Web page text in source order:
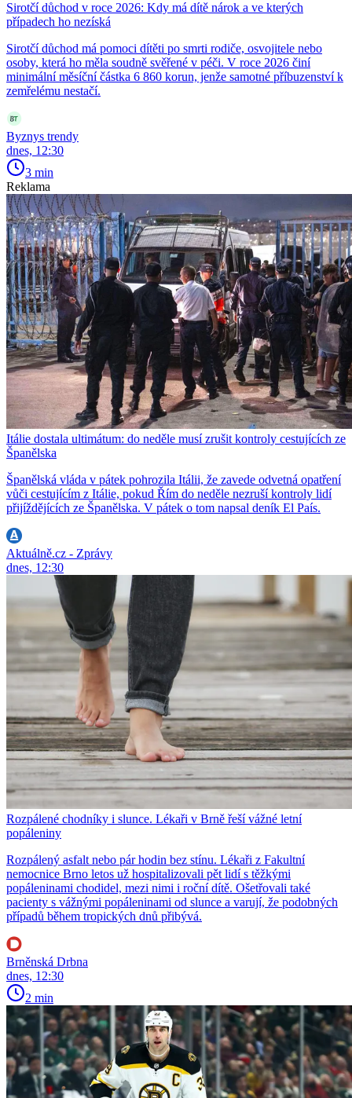
Sirotčí důchod v roce 2026: Kdy má dítě nárok a ve kterých
případech ho nezíská
Sirotčí důchod má pomoci dítěti po smrti rodiče, osvojitele nebo
osoby, která ho měla soudně svěřené v péči. V roce 2026 činí
minimální měsíční částka 6 860 korun, jenže samotné příbuzenství k
zemřelému nestačí.
Byznys trendy
dnes, 12:30
3 min
Reklama
Itálie dostala ultimátum: do neděle musí zrušit kontroly cestujících ze
Španělska
Španělská vláda v pátek pohrozila Itálii, že zavede odvetná opatření
vůči cestujícím z Itálie, pokud Řím do neděle nezruší kontroly lidí
přijíždějících ze Španělska. V pátek o tom napsal deník El País.
Aktuálně.cz - Zprávy
dnes, 12:30
Rozpálené chodníky i slunce. Lékaři v Brně řeší vážné letní
popáleniny
Rozpálený asfalt nebo pár hodin bez stínu. Lékaři z Fakultní
nemocnice Brno letos už hospitalizovali pět lidí s těžkými
popáleninami chodidel, mezi nimi i roční dítě. Ošetřovali také
pacienty s vážnými popáleninami od slunce a varují, že podobných
případů během tropických dnů přibývá.
Brněnská Drbna
dnes, 12:30
2 min